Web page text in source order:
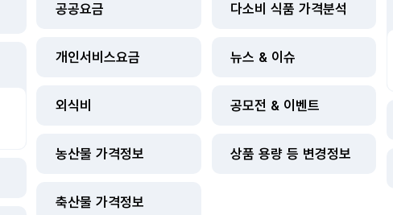
공공요금
개인서비스요금
외식비
농산물 가격정보
축산물 가격정보
다소비 식품 가격분석
뉴스 & 이슈
공모전 & 이벤트
상품 용량 등 변경정보